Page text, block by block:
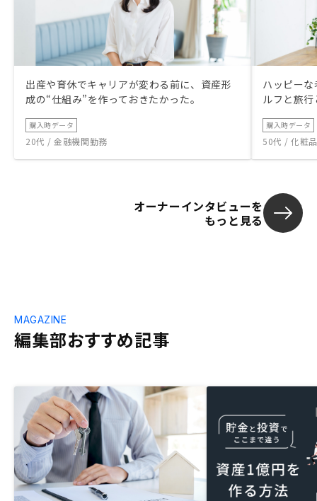
出産や育休でキャリアが変わる前に、資産形
成の“仕組み”を作っておきたかった。
購入時データ
20代 / 金融機関勤務
ハッピー
ルフと旅
購入時データ
50代 / 化粧
オーナーインタビューを
もっと見る
編集部おすすめ記事
MAGAZINE